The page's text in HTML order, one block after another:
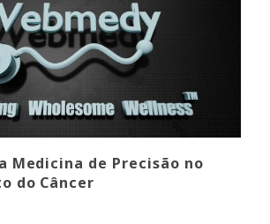
Medicina de Precisão no
do Câncer